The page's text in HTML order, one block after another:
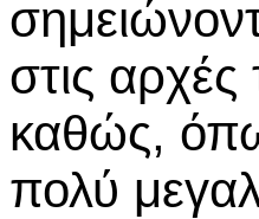
στις
καθώς,
πολύ